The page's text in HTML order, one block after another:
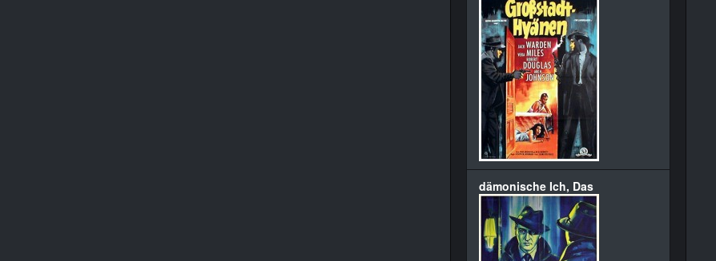
dämonische Ich, Das